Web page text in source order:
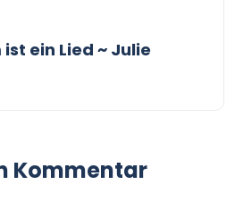
ein Lied ~ Julie
Kommentar